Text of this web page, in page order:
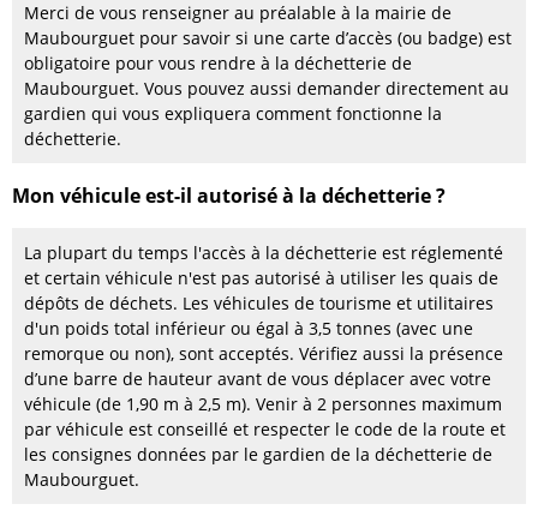
Merci de vous renseigner au préalable à la mairie de
Maubourguet pour savoir si une carte d’accès (ou badge) est
obligatoire pour vous rendre à la déchetterie de
Maubourguet. Vous pouvez aussi demander directement au
gardien qui vous expliquera comment fonctionne la
déchetterie.
Mon véhicule est-il autorisé à la déchetterie ?
La plupart du temps l'accès à la déchetterie est réglementé
et certain véhicule n'est pas autorisé à utiliser les quais de
dépôts de déchets. Les véhicules de tourisme et utilitaires
d'un poids total inférieur ou égal à 3,5 tonnes (avec une
remorque ou non), sont acceptés. Vérifiez aussi la présence
d’une barre de hauteur avant de vous déplacer avec votre
véhicule (de 1,90 m à 2,5 m). Venir à 2 personnes maximum
par véhicule est conseillé et respecter le code de la route et
les consignes données par le gardien de la déchetterie de
Maubourguet.